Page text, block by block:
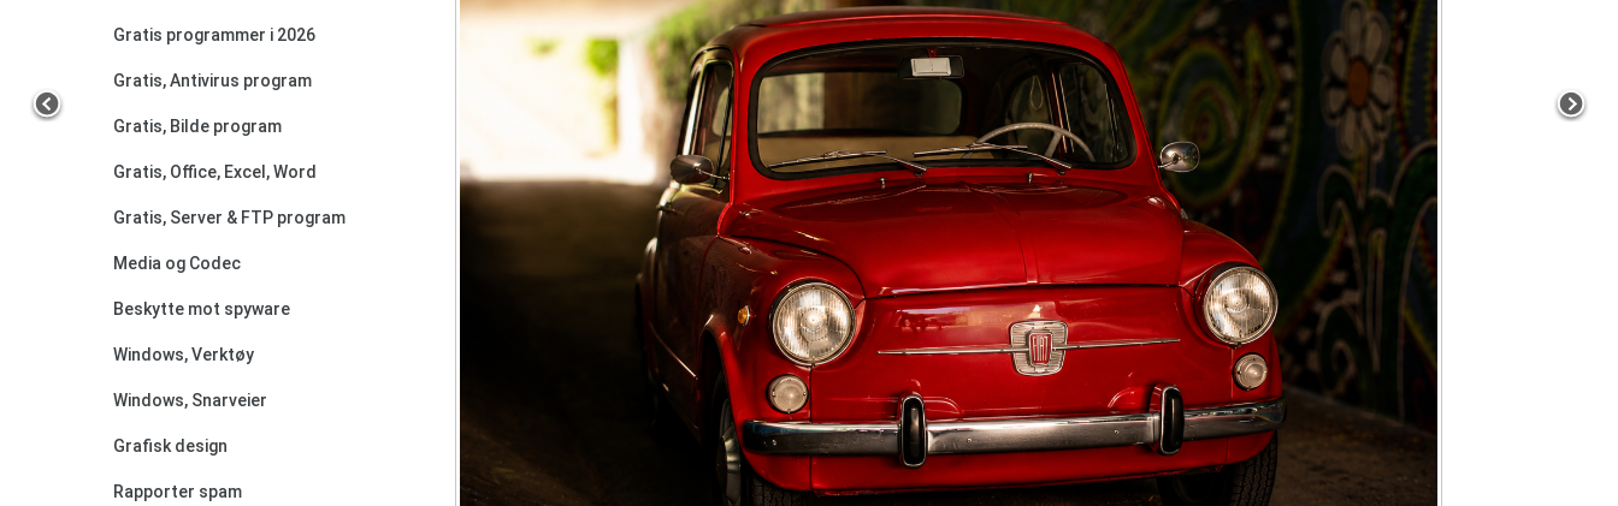
Gratis programmer i 2026
Gratis, Antivirus program
Gratis, Bilde program
Gratis, Office, Excel, Word
Gratis, Server & FTP program
Media og Codec
Beskytte mot spyware
Windows, Verktøy
Windows, Snarveier
Grafisk design
Rapporter spam